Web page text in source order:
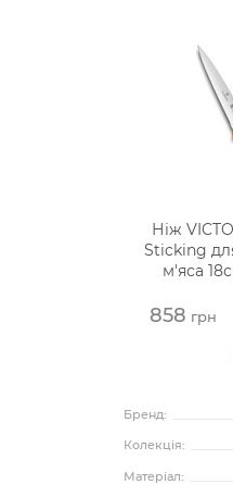
Ніж
Sticking
м'яса
858 грн
Бренд:
Колекція:
Матеріал: